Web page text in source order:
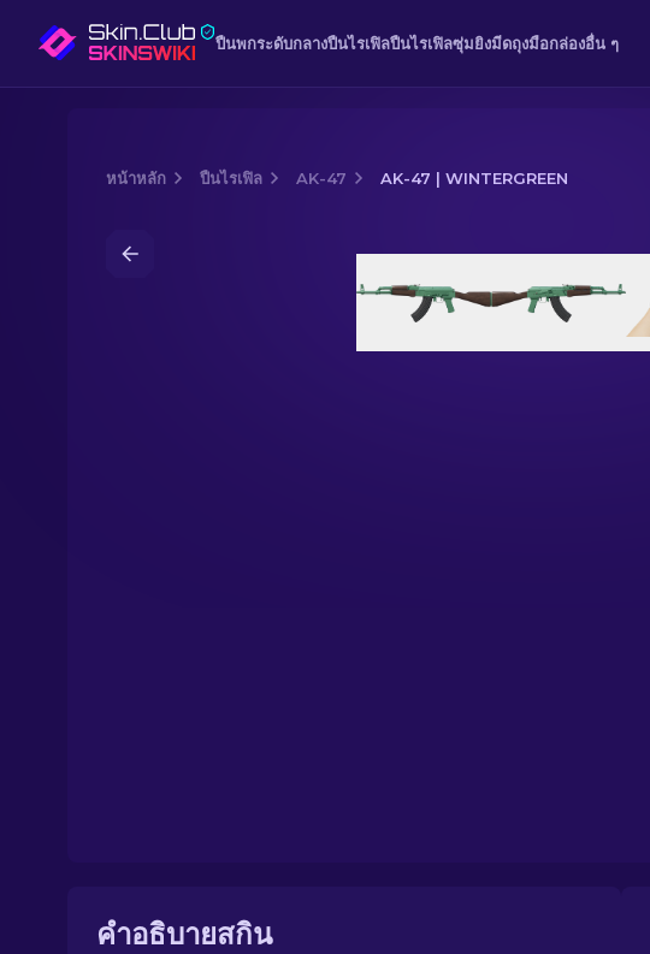
ปืนพกระดับกลางปืนไรเฟิลปืนไรเฟิลซุ่มยิงมีดถุงมือกล่องอื่น ๆ
หน้าหลัก ปืนไรเฟิล AK-47 AK-47 | WINTERGREEN
คำอธิบายสกิน